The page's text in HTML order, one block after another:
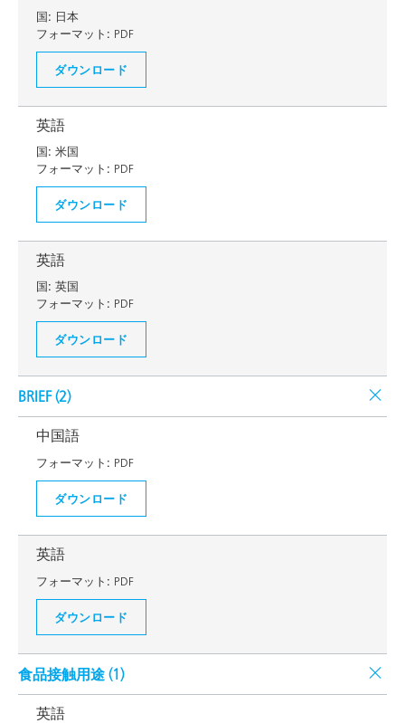
国: 日本
フォーマット: PDF
ダウンロード
英語
国: 米国
フォーマット: PDF
ダウンロード
英語
国: 英国
フォーマット: PDF
ダウンロード
BRIEF (2)
中国語
フォーマット: PDF
ダウンロード
英語
フォーマット: PDF
ダウンロード
食品接触用途 (1)
英語